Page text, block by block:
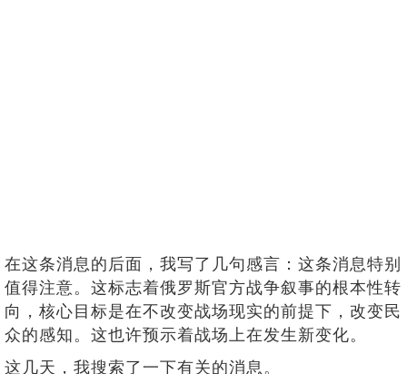
在这条消息的后面，我写了几句感言：这条消息特别
值得注意。这标志着俄罗斯官方战争叙事的根本性转
向，核心目标是在不改变战场现实的前提下，改变民
众的感知。这也许预示着战场上在发生新变化。
这几天，我搜索了一下有关的消息。